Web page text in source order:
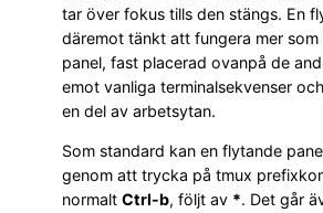
tar över fokus tills den stängs. En
däremot tänkt att fungera mer som
panel, fast placerad ovanpå de
emot vanliga terminalsekvenser
en del av arbetsytan.
Som standard kan en flytande
genom att trycka på tmux
normalt Ctrl-b, följt av *. Det går